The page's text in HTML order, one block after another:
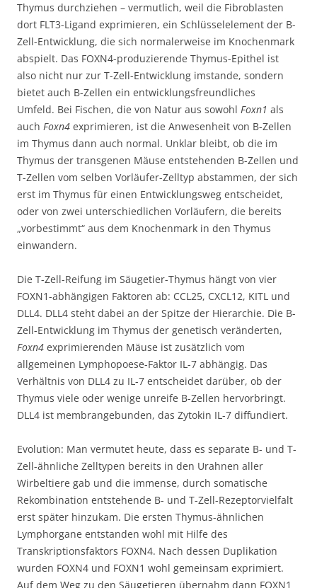
Thymus durchziehen – vermutlich, weil die Fibroblasten
dort FLT3-Ligand exprimieren, ein Schlüsselelement der B-
Zell-Entwicklung, die sich normalerweise im Knochenmark
abspielt. Das FOXN4-produzierende Thymus-Epithel ist
also nicht nur zur T-Zell-Entwicklung imstande, sondern
bietet auch B-Zellen ein entwicklungsfreundliches
Umfeld. Bei Fischen, die von Natur aus sowohl Foxn1 als
auch Foxn4 exprimieren, ist die Anwesenheit von B-Zellen
im Thymus dann auch normal. Unklar bleibt, ob die im
Thymus der transgenen Mäuse entstehenden B-Zellen und
T-Zellen vom selben Vorläufer-Zelltyp abstammen, der sich
erst im Thymus für einen Entwicklungsweg entscheidet,
oder von zwei unterschiedlichen Vorläufern, die bereits
„vorbestimmt“ aus dem Knochenmark in den Thymus
einwandern.
Die T-Zell-Reifung im Säugetier-Thymus hängt von vier
FOXN1-abhängigen Faktoren ab: CCL25, CXCL12, KITL und
DLL4. DLL4 steht dabei an der Spitze der Hierarchie. Die B-
Zell-Entwicklung im Thymus der genetisch veränderten,
Foxn4 exprimierenden Mäuse ist zusätzlich vom
allgemeinen Lymphopoese-Faktor IL-7 abhängig. Das
Verhältnis von DLL4 zu IL-7 entscheidet darüber, ob der
Thymus viele oder wenige unreife B-Zellen hervorbringt.
DLL4 ist membrangebunden, das Zytokin IL-7 diffundiert.
Evolution: Man vermutet heute, dass es separate B- und T-
Zell-ähnliche Zelltypen bereits in den Urahnen aller
Wirbeltiere gab und die immense, durch somatische
Rekombination entstehende B- und T-Zell-Rezeptorvielfalt
erst später hinzukam. Die ersten Thymus-ähnlichen
Lymphorgane entstanden wohl mit Hilfe des
Transkriptionsfaktors FOXN4. Nach dessen Duplikation
wurden FOXN4 und FOXN1 wohl gemeinsam exprimiert.
Auf dem Weg zu den Säugetieren übernahm dann FOXN1